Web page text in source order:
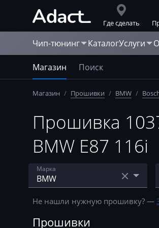
Где сделать
Чип-тюнинг КаталогУслуги
Магазин Поиск
Магазин / Прошивки / BMW /
Прошивка
BMW E87 116i
Марка
Acura
AebiSchmidt
Не нашли нужную прошивку? —
Прошивки